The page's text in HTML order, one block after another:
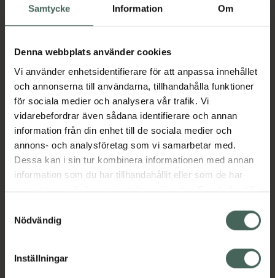
Samtycke Information Om
Denna webbplats använder cookies
Vi använder enhetsidentifierare för att anpassa innehållet
och annonserna till användarna, tillhandahålla funktioner
för sociala medier och analysera vår trafik. Vi
vidarebefordrar även sådana identifierare och annan
information från din enhet till de sociala medier och
annons- och analysföretag som vi samarbetar med.
Dessa kan i sin tur kombinera informationen med annan
information som du har tillhandahållit eller som de har
samlat in när du har använt deras tjänster. Samtycke till
återkalla ditt samtycke via webbplatsens
cookieinställningar. Ett återkallat samtycke påverkar inte
lagligheten av behandling som skett innan återkallelsen.
Nödvändig
Inställningar
Köp via ditt recept
Aktuella erbjudanden
Beskrivning Dölj
Läs alltid bipacksedeln innan
användning.
EAN:07046261086639
Bipacksedel från FASS Visa